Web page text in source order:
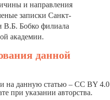
и направления
записки Санкт-
В.Б. Бобко филиала
академии.
данной
на данную статью – CC BY
при указании авторства.